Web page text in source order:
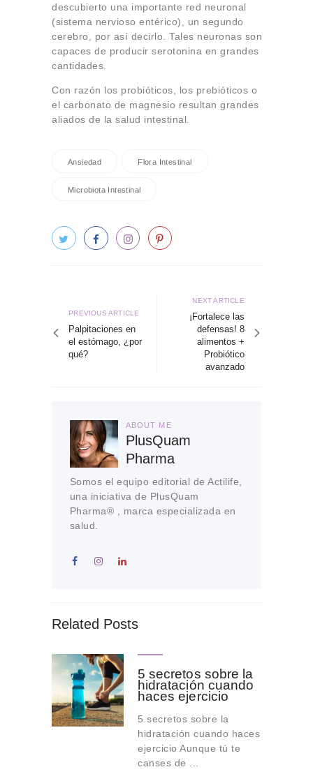
descubierto una importante red neuronal
(sistema nervioso entérico), un segundo
cerebro, por así decirlo. Tales neuronas son
capaces de producir serotonina en grandes
cantidades.
Con razón los probióticos, los prebióticos o
el carbonato de magnesio resultan grandes
aliados de la salud intestinal.
Ansiedad Flora Intestinal
Microbiota Intestinal
entradas
Previous
article
PREVIOUS ARTICLE
Palpitaciones en
el estómago, ¿por
qué?
Next
article
NEXT ARTICLE
¡Fortalece las
defensas! 8
alimentos +
Probiótico
avanzado
ABOUT ME
PlusQuam
Pharma
Somos el equipo editorial de Actilife,
una iniciativa de PlusQuam
Pharma® , marca especializada en
salud.
Related Posts
5 secretos sobre la
hidratación cuando
haces ejercicio
5 secretos sobre la
hidratación cuando haces
ejercicio Aunque tú te
canses de ...